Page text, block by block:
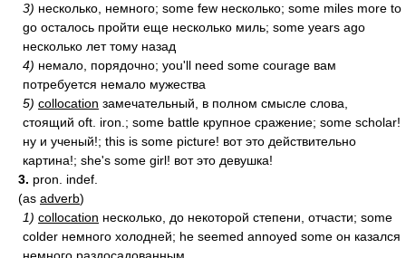
3) несколько, немного; some few несколько; some miles more to
go осталось пройти еще несколько миль; some years ago
несколько лет тому назад
4) немало, порядочно; you'll need some courage вам
потребуется немало мужества
5) collocation замечательный, в полном смысле слова,
стоящий oft. iron.; some battle крупное сражение; some scholar!
ну и ученый!; this is some picture! вот это действительно
картина!; she's some girl! вот это девушка!
3. pron. indef.
(as adverb)
1) collocation несколько, до некоторой степени, отчасти; some
colder немного холодней; he seemed annoyed some он казался